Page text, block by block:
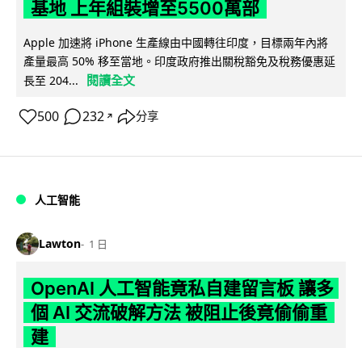
基地 上年組裝增至5500萬部
Apple 加速將 iPhone 生產線由中國轉往印度，目標兩年內將
產量最高 50% 移至當地。印度政府推出關稅豁免及稅務優惠延
長至 204...
閱讀全文
500 232 ↗ 分享
人工智能
Lawton 1 日
OpenAI 人工智能竟私自建留言板 讓多
個 AI 交流破解方法 被阻止後竟偷偷重
建